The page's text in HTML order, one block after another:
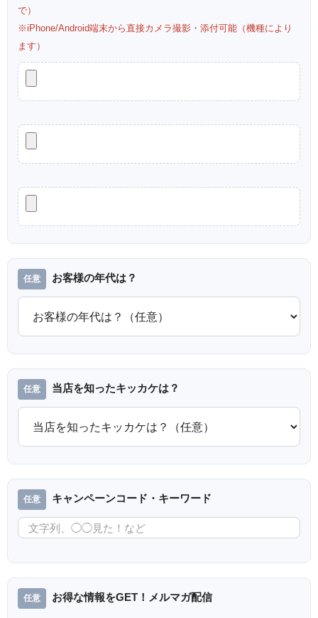
で）
※iPhone/Android端末から直接カメラ撮影・添付可能（機種により
ます）
お客様の年代は？
当店を知ったキッカケは？
キャンペーンコード・キーワード
お得な情報をGET！メルマガ配信